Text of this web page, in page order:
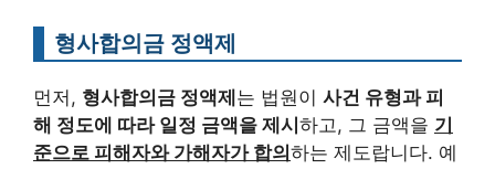
형사합의금 정액제
먼저, 형사합의금 정액제 는 법원이 사건 유형과 피
해 정도에 따라 일정 금액을 제시 하고, 그 금액을 기
준으로 피해자와 가해자가 합의 하는 제도랍니다. 예